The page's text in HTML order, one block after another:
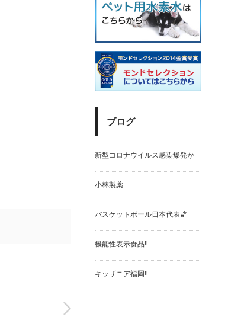
ブログ
新型コロナウイルス感染爆発か
小林製薬
バスケットボール日本代表🏀
機能性表示食品‼️
キッザニア福岡‼️